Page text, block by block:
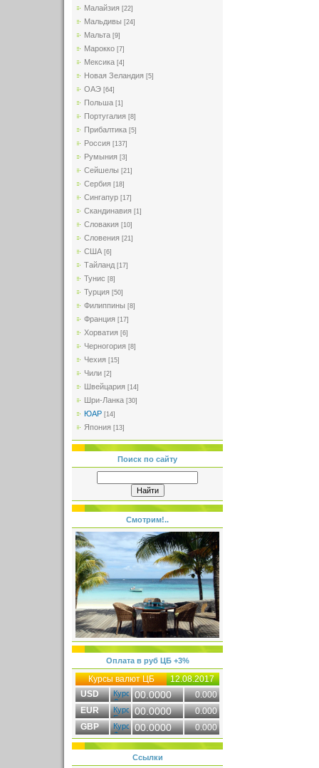
Малайзия [22]
Мальдивы [24]
Мальта [9]
Марокко [7]
Мексика [4]
Новая Зеландия [5]
ОАЭ [64]
Польша [1]
Португалия [8]
Прибалтика [5]
Россия [137]
Румыния [3]
Сейшелы [21]
Сербия [18]
Сингапур [17]
Скандинавия [1]
Словакия [10]
Словения [21]
США [6]
Тайланд [17]
Тунис [8]
Турция [50]
Филиппины [8]
Франция [17]
Хорватия [6]
Черногория [8]
Чехия [15]
Чили [2]
Швейцария [14]
Шри-Ланка [30]
ЮАР [14]
Япония [13]
Поиск по сайту
Смотрим!..
Оплата в руб ЦБ +3%
Курсы валют ЦБ
12.08.2017
USD
00.0000
0.000
EUR
00.0000
0.000
GBP
00.0000 0.000
Ссылки